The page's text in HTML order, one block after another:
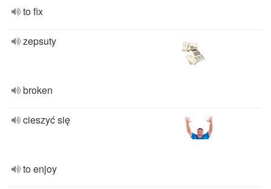
to fix
zepsuty
broken
cieszyć się
to enjoy